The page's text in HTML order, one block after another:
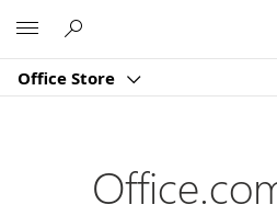
Office Store